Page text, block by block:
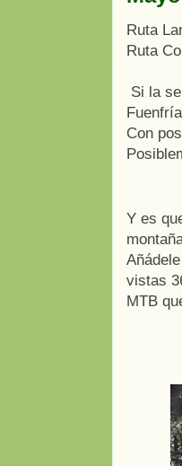
Ruta
Ruta
Si la
Con
Y es
vistas
MTB